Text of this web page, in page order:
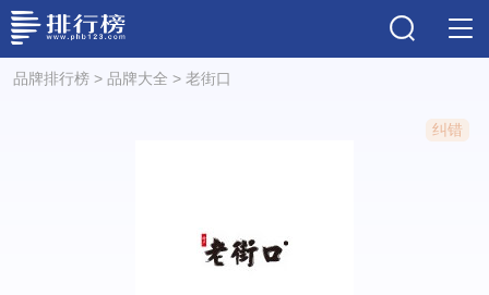
品牌排行榜> 品牌大全 > 老街口
纠错